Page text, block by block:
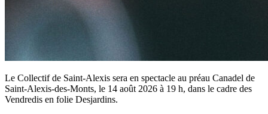
Le Collectif de Saint-Alexis sera en spectacle au préau Canadel de
Saint-Alexis-des-Monts, le 14 août 2026 à 19 h, dans le cadre des
Vendredis en folie Desjardins.